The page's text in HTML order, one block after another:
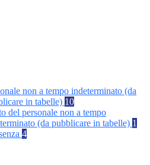
non a tempo indeterminato (da
in tabelle) 10
del personale non a tempo
(da pubblicare in tabelle) 1
4